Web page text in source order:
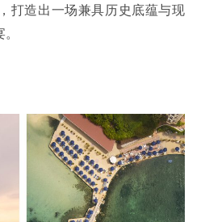
打造出一场兼具历史底蕴与现